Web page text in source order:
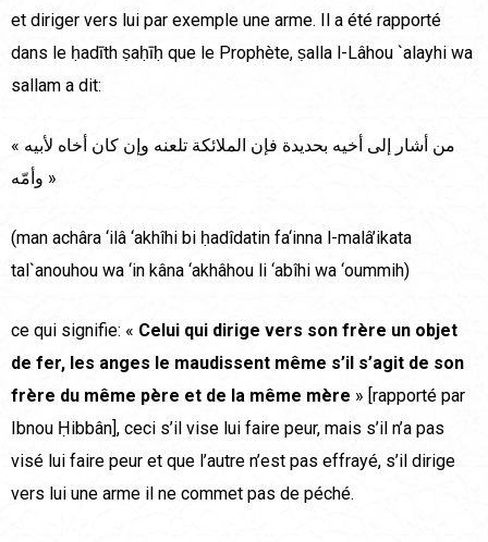
et diriger vers lui par exemple une arme. Il a été rapporté
dans le ḥadīth ṣaḥīḥ que le Prophète, ṣalla l-Lâhou `alayhi wa
sallam a dit:
« من أشار إلى أخيه بحديدة فإن الملائكة تلعنه وإن كان أخاه لأبيه
وأمّه »
(man achâra ‘ilâ ‘akhîhi bi ḥadîdatin fa‘inna l-malâ’ikata
tal`anouhou wa ‘in kâna ‘akhâhou li ‘abîhi wa ‘oummih)
ce qui signifie: « Celui qui dirige vers son frère un objet
de fer, les anges le maudissent même s’il s’agit de son
frère du même père et de la même mère » [rapporté par
Ibnou Ḥibbân], ceci s’il vise lui faire peur, mais s’il n’a pas
visé lui faire peur et que l’autre n’est pas effrayé, s’il dirige
vers lui une arme il ne commet pas de péché.